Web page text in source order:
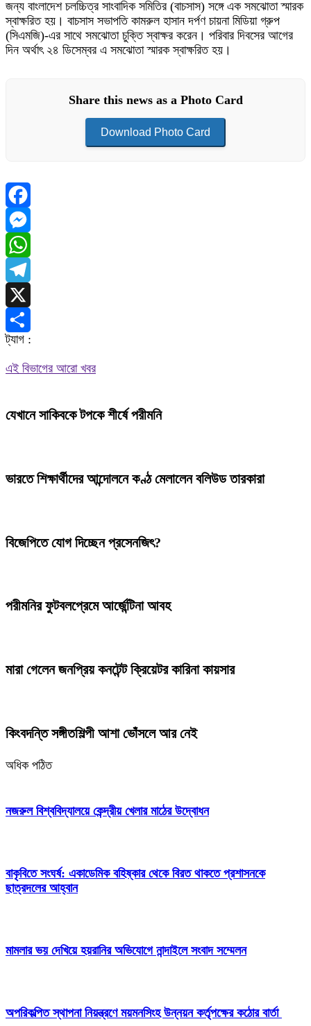
জন্য বাংলাদেশ চলচ্চিত্র সাংবাদিক সমিতির (বাচসাস) সঙ্গে এক সমঝোতা স্মারক
স্বাক্ষরিত হয়। বাচসাস সভাপতি কামরুল হাসান দর্পণ চায়না মিডিয়া গ্রুপ
(সিএমজি)-এর সাথে সমঝোতা চুক্তি স্বাক্ষর করেন। পরিবার দিবসের আগের
দিন অর্থাৎ ২৪ ডিসেম্বর এ সমঝোতা স্মারক স্বাক্ষরিত হয়।
Share this news as a Photo Card
Download Photo Card
Facebook
Messenger
WhatsApp
Telegram
X
Share
ট্যাগ :
এই বিভাগের আরো খবর
যেখানে সাকিবকে টপকে শীর্ষে পরীমনি
ভারতে শিক্ষার্থীদের আন্দোলনে কণ্ঠ মেলালেন বলিউড তারকারা
বিজেপিতে যোগ দিচ্ছেন প্রসেনজিৎ?
পরীমনির ফুটবলপ্রেমে আর্জেন্টিনা আবহ
মারা গেলেন জনপ্রিয় কনটেন্ট ক্রিয়েটর কারিনা কায়সার
কিংবদন্তি সঙ্গীতশিল্পী আশা ভোঁসলে আর নেই
অধিক পঠিত
নজরুল বিশ্ববিদ্যালয়ে কেন্দ্রীয় খেলার মাঠের উদ্বোধন
বাকৃবিতে সংঘর্ষ: একাডেমিক বহিষ্কার থেকে বিরত থাকতে প্রশাসনকে
ছাত্রদলের আহ্বান
মামলার ভয় দেখিয়ে হয়রানির অভিযোগে নান্দাইলে সংবাদ সম্মেলন
অপরিকল্পিত স্থাপনা নিয়ন্ত্রণে ময়মনসিংহ উন্নয়ন কর্তৃপক্ষের কঠোর বার্তা